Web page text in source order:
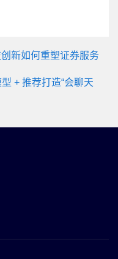
新如何重塑证券服务
+ 推荐打造“会聊天